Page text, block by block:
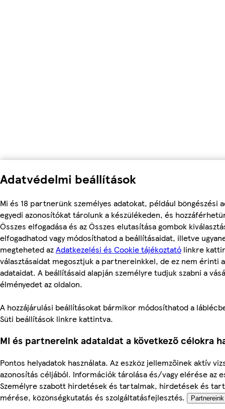
Adatvédelmi beállítások
Mi és 18 partnerünk személyes adatokat, például böngészési
egyedi azonosítókat tárolunk a készülékeden, és
Összes elfogadása és az Összes elutasítása gombok
elfogadhatod vagy módosíthatod a beállításaidat, illetve
megteheted azAdatkezelési és Cookie tájékoztató linkre
választásaidat megosztjuk a partnereinkkel, de ez nem érinti
adataidat. A beállításaid alapján személyre tudjuk szabni a
élményedet az oldalon.
A hozzájárulási beállításokat bármikor módosíthatod a
Süti beállítások linkre kattintva.
Mi és partnereink adataidat a következő célokra
Pontos helyadatok használata. Az eszköz jellemzőinek aktív
azonosítás céljából. Információk tárolása és/vagy elérése az
Személyre szabott hirdetések és tartalmak, hirdetések és
mérése, közönségkutatás és szolgáltatásfejlesztés.